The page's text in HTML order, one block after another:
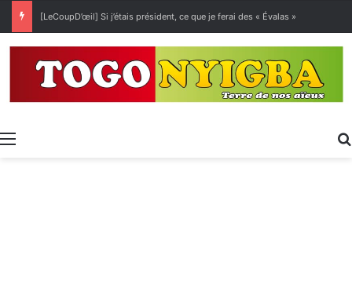
[LeCoupD’œil] Si j’étais président, ce que je ferai des « Évalas »
Menu